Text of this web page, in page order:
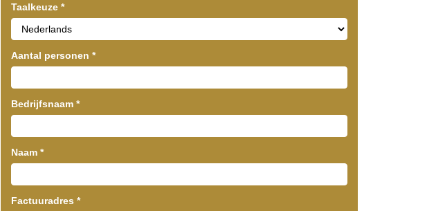
Taalkeuze *
Aantal personen *
Bedrijfsnaam *
Naam *
Factuuradres *